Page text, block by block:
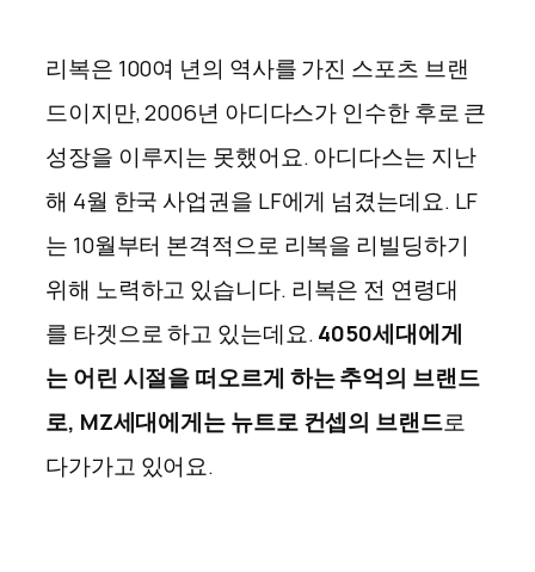
리복은 100여 년의 역사를 가진 스포츠 브랜
드이지만, 2006년 아디다스가 인수한 후로 큰
성장을 이루지는 못했어요. 아디다스는 지난
해 4월 한국 사업권을 LF에게 넘겼는데요. LF
는 10월부터 본격적으로 리복을 리빌딩하기
위해 노력하고 있습니다. 리복은 전 연령대
를 타겟으로하고 있는데요.4050세대에게
는 어린시절을떠오르게 하는 추억의 브랜드
로, MZ세대에게는뉴트로컨셉의 브랜드로
다가가고 있어요.